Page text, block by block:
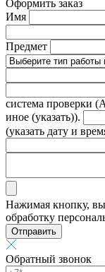
Оформить заказ
Имя
Предмет
система проверки
иное (указать)).
(указать дату и
Нажимая кнопку, вы
обработку
Отправить
Обратный звонок